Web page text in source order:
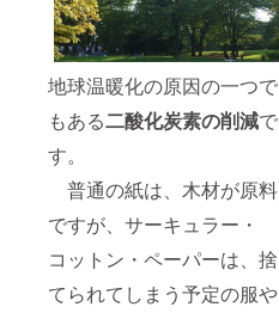
地球温暖化の原因の一つで
もある二酸化炭素の削減で
す。
普通の紙は、木材が原料
ですが、サーキュラー・
コットン・ペーパーは、捨
てられてしまう予定の服や